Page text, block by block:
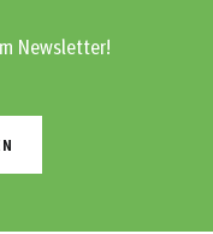
Newsletter!